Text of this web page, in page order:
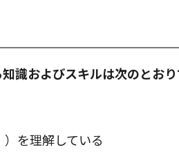
識およびスキルは次のとおり
を理解している